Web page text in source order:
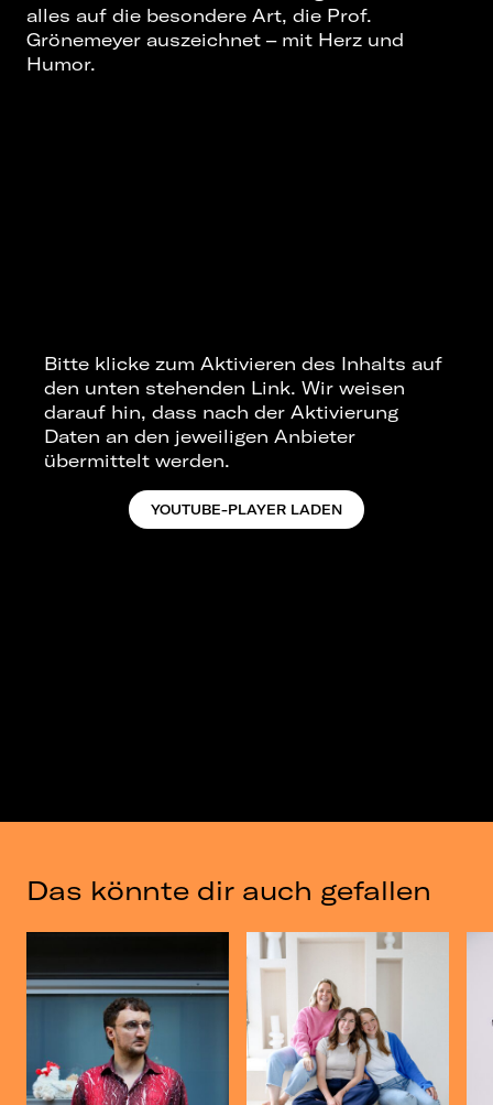
alles auf die besondere Art, die Prof.
Grönemeyer auszeichnet – mit Herz und
Humor.
Bitte klicke zum Aktivieren des Inhalts auf
den unten stehenden Link. Wir weisen
darauf hin, dass nach der Aktivierung
Daten an den jeweiligen Anbieter
übermittelt werden.
YOUTUBE-PLAYER LADEN
Das könnte dir auch gefallen